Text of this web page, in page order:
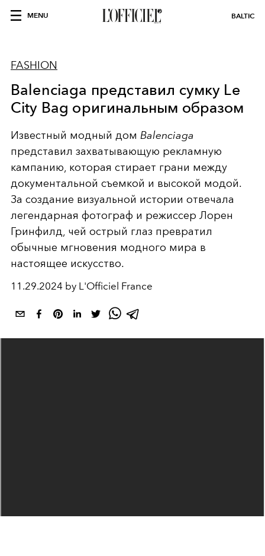
MENU BALTIC
FASHION
Balenciaga представил сумку Le
City Bag оригинальным образом
Известный модный дом Balenciaga
представил захватывающую рекламную
кампанию, которая стирает грани между
документальной съемкой и высокой модой.
За создание визуальной истории отвечала
легендарная фотограф и режиссер Лорен
Гринфилд, чей острый глаз превратил
обычные мгновения модного мира в
настоящее искусство.
11.29.2024 by L'Officiel France